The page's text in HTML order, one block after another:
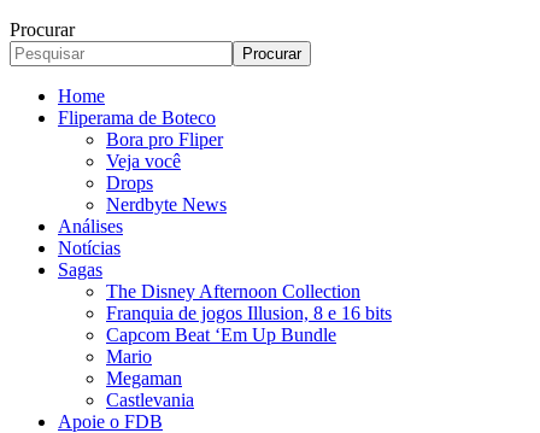
Procurar
Home
Fliperama de Boteco
Bora pro Fliper
Veja você
Drops
Nerdbyte News
Análises
Notícias
Sagas
The Disney Afternoon Collection
Franquia de jogos Illusion, 8 e 16 bits
Capcom Beat ‘Em Up Bundle
Mario
Megaman
Castlevania
Apoie o FDB